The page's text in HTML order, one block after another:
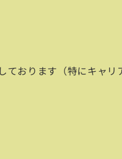
おります（特にキャ